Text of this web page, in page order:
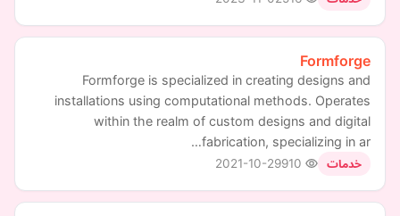
Formforge
Formforge is specialized in creating designs and
installations using computational methods. Operates
within the realm of custom designs and digital
fabrication, specializing in ar…
خدمات 2021-10-29